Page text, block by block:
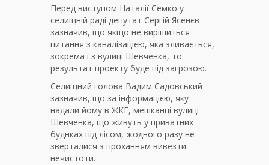
Перед виступом Наталії Семко у
селищній раді депутат Сергій Ясенєв
зазначив, що якщо не вирішиться
питання з каналізацією, яка зливається,
зокрема і з вулиці Шевченка, то
результат проекту буде під загрозою.
Селищний голова Вадим Садовський
зазначив, що за інформацією, яку
надали йому в ЖКГ, мешканці вулиці
Шевченка, що живуть у приватних
буднках під лісом, жодного разу не
зверталися з проханням вивезти
нечистоти.